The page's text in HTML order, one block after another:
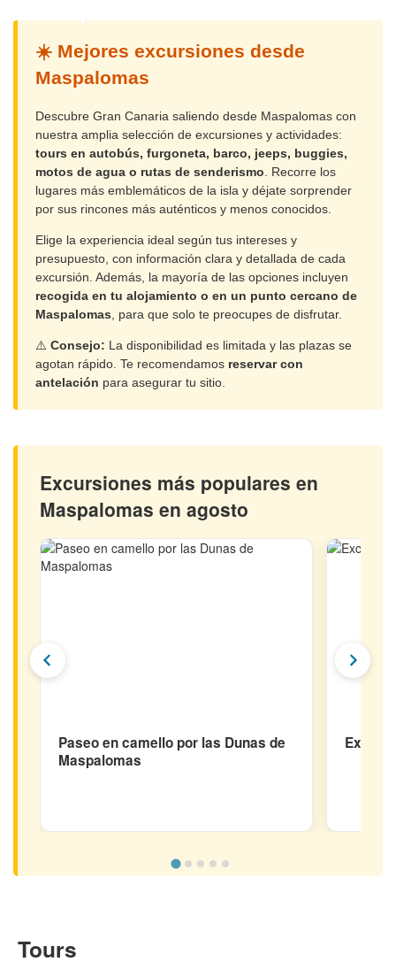
☀️ Mejores excursiones desde
Maspalomas
Descubre Gran Canaria saliendo desde Maspalomas con
nuestra amplia selección de excursiones y actividades:
tours en autobús, furgoneta, barco, jeeps, buggies,
motos de agua o rutas de senderismo . Recorre los
lugares más emblemáticos de la isla y déjate sorprender
por sus rincones más auténticos y menos conocidos.
Elige la experiencia ideal según tus intereses y
presupuesto, con información clara y detallada de cada
excursión. Además, la mayoría de las opciones incluyen
recogida en tu alojamiento o en un punto cercano de
Maspalomas , para que solo te preocupes de disfrutar.
⚠️ Consejo: La disponibilidad es limitada y las plazas se
agotan rápido. Te recomendamos reservar con
antelación para asegurar tu sitio.
Excursiones más populares en
Maspalomas en agosto
Paseo en camello por las Dunas de
Maspalomas
Tours